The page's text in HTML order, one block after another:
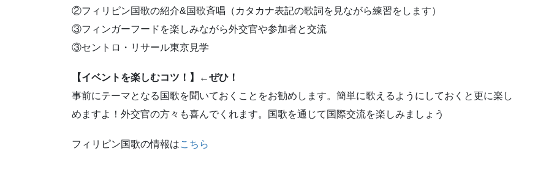
②フィリピン国歌の紹介&国歌斉唱（カタカナ表記の歌詞を見ながら練習をします）
③フィンガーフードを楽しみながら外交官や参加者と交流
③セントロ・リサール東京見学
【イベントを楽しむコツ！】←ぜひ！
事前にテーマとなる国歌を聞いておくことをお勧めします。簡単に歌えるようにしておくと更に楽し
めますよ！外交官の方々も喜んでくれます。国歌を通じて国際交流を楽しみましょう
フィリピン国歌の情報はこちら